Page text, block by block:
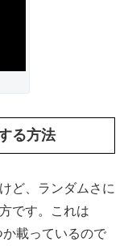
る方法
ど、ランダムさに
です。これは
載っているので